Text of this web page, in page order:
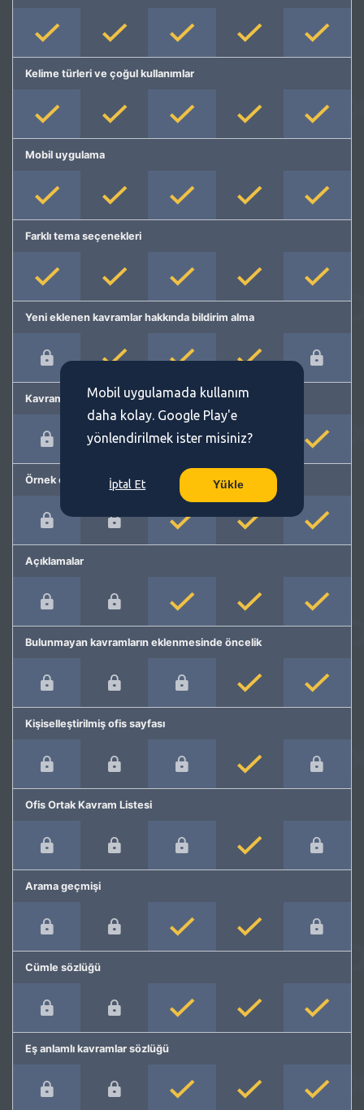
Kelime türleri ve çoğul kullanımlar
Mobil uygulama
Farklı tema seçenekleri
Yeni eklenen kavramlar hakkında bildirim alma
Kavram önerme
Örnek cümleler
Açıklamalar
Bulunmayan kavramların eklenmesinde öncelik
Kişiselleştirilmiş ofis sayfası
Ofis Ortak Kavram Listesi
Arama geçmişi
Cümle sözlüğü
Eş anlamlı kavramlar sözlüğü
Mobil uygulamada kullanım
daha kolay. Google Play'e
yönlendirilmek ister misiniz?
İptal Et Yükle